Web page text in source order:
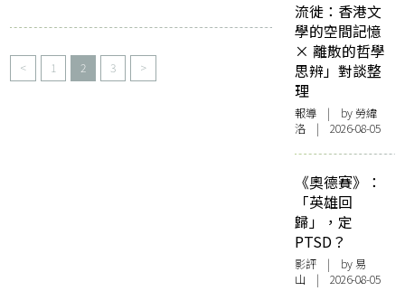
< 1 2 3 >
流徙：香港文
學的空間記憶
× 離散的哲學
思辨」對談整
理
報導 | by 勞緯
洛 | 2026-08-05
《奧德賽》：
「英雄回
歸」，定
PTSD？
影評 | by 易
山 | 2026-08-05